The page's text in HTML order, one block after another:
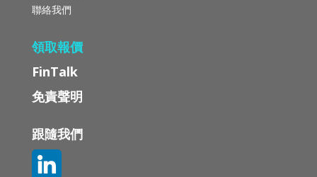
聯絡我們
領取報價
FinTalk
免責聲明
跟隨我們